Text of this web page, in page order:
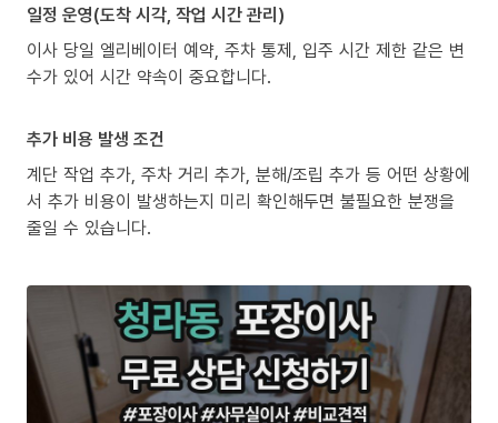
일정 운영(도착 시각, 작업 시간 관리)
이사 당일 엘리베이터 예약, 주차 통제, 입주 시간 제한 같은 변
수가 있어 시간 약속이 중요합니다.
추가 비용 발생 조건
계단 작업 추가, 주차 거리 추가, 분해/조립 추가 등 어떤 상황에
서 추가 비용이 발생하는지 미리 확인해두면 불필요한 분쟁을
줄일 수 있습니다.